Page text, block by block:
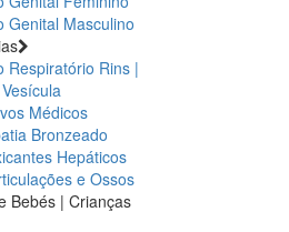
Genital Masculino
Respiratório Rins |
Médicos
Bronzeado
Hepáticos
e Ossos
Bebés | Crianças